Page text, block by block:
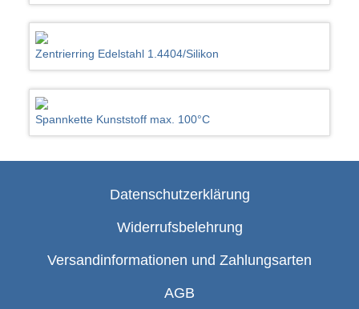
Zentrierring Edelstahl 1.4404/Silikon
Spannkette Kunststoff max. 100°C
Datenschutzerklärung
Widerrufsbelehrung
Versandinformationen und Zahlungsarten
AGB